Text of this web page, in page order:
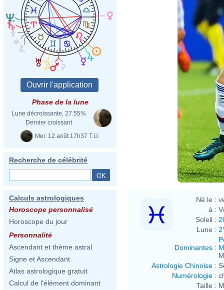
Phase de la lune
Lune décroissante, 27.55%
Dernier croissant
Mer. 12 août 17h37 T.U.
Recherche de célébrité
Calculs astrologiques
Horoscope personnalisé
Horoscope du jour
Personnalité
Ascendant et thème astral
Signe et Ascendant
Atlas astrologique gratuit
Calcul de l'élément dominant
Né le :
à :
Soleil :
Lune :
Dominantes :
Astrologie Chinoise :
Numérologie :
Taille :